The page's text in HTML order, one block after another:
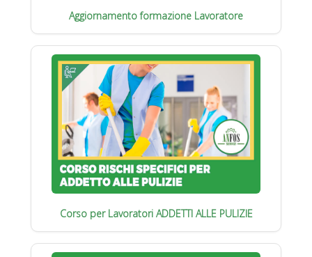
Aggiornamento formazione Lavoratore
Corso per Lavoratori ADDETTI ALLE PULIZIE